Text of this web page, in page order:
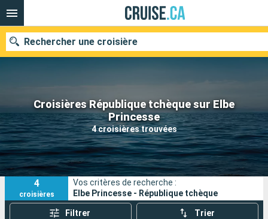
Croisières République tchèque sur Elbe
Princesse
4 croisières trouvées
Rechercher une croisière
Nos destinations
Mois de départ
Ports Compagnies
Rechercher
4
croisières
Vos critères de recherche :
Elbe Princesse - République tchèque
Filtrer Trier